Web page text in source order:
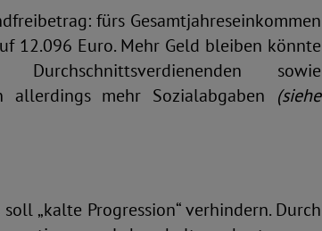
fürs Gesamtjahreseinkommen
12.096 Euro. Mehr Geld bleiben könnte
sowie
allerdings mehr Sozialabgaben (siehe
„kalte Progression“ verhindern. Durch